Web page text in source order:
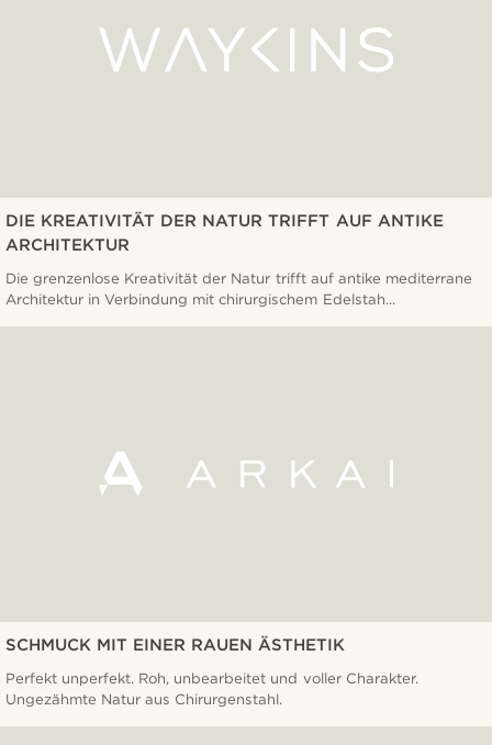
DIE KREATIVITÄT DER NATUR TRIFFT AUF ANTIKE
ARCHITEKTUR
Die grenzenlose Kreativität der Natur trifft auf antike mediterrane
Architektur in Verbindung mit chirurgischem Edelstah...
SCHMUCK MIT EINER RAUEN ÄSTHETIK
Perfekt unperfekt. Roh, unbearbeitet und voller Charakter.
Ungezähmte Natur aus Chirurgenstahl.